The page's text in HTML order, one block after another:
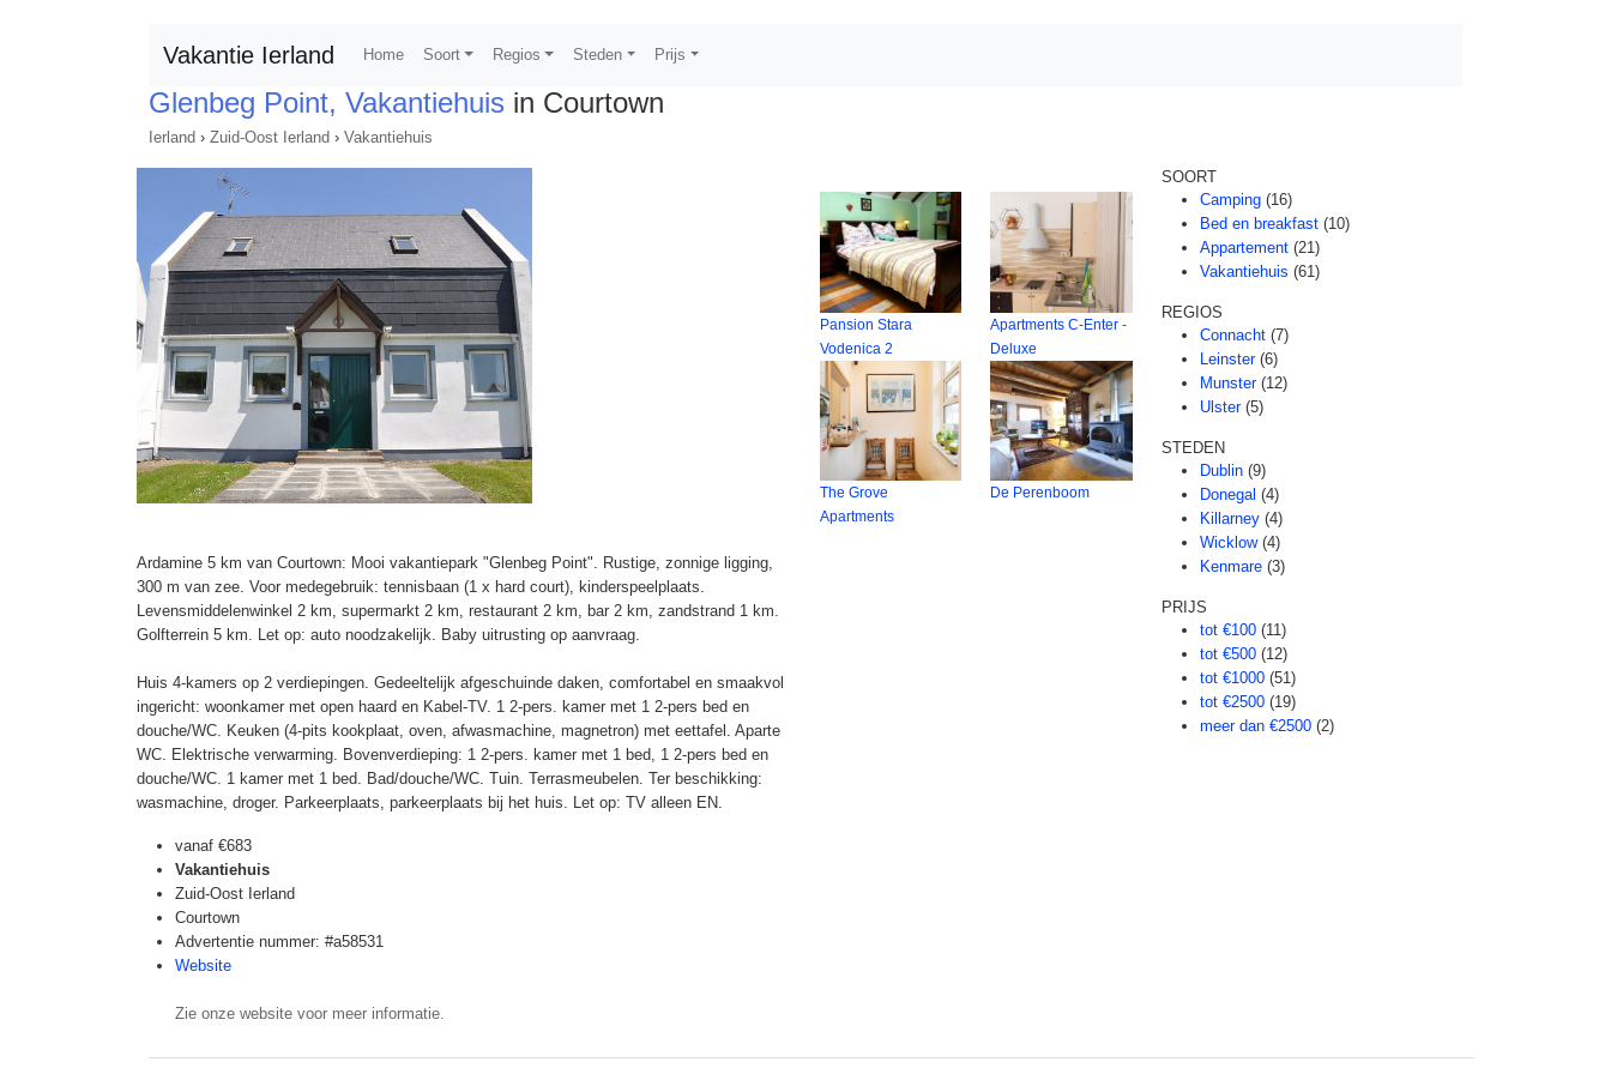
Vakantie Ierland Home Soort Regios Steden Prijs
Glenbeg Point, Vakantiehuis in Courtown
Ierland › Zuid-Oost Ierland › Vakantiehuis
Ardamine 5 km van Courtown: Mooi vakantiepark "Glenbeg Point". Rustige, zonnige ligging,
300 m van zee. Voor medegebruik: tennisbaan (1 x hard court), kinderspeelplaats.
Levensmiddelenwinkel 2 km, supermarkt 2 km, restaurant 2 km, bar 2 km, zandstrand 1 km.
Golfterrein 5 km. Let op: auto noodzakelijk. Baby uitrusting op aanvraag.
Huis 4-kamers op 2 verdiepingen. Gedeeltelijk afgeschuinde daken, comfortabel en smaakvol
ingericht: woonkamer met open haard en Kabel-TV. 1 2-pers. kamer met 1 2-pers bed en
douche/WC. Keuken (4-pits kookplaat, oven, afwasmachine, magnetron) met eettafel. Aparte
WC. Elektrische verwarming. Bovenverdieping: 1 2-pers. kamer met 1 bed, 1 2-pers bed en
douche/WC. 1 kamer met 1 bed. Bad/douche/WC. Tuin. Terrasmeubelen. Ter beschikking:
wasmachine, droger. Parkeerplaats, parkeerplaats bij het huis. Let op: TV alleen EN.
vanaf €683
Vakantiehuis
Zuid-Oost Ierland
Courtown
Advertentie nummer: #a58531
Website
Zie onze website voor meer informatie.
Pansion Stara
Vodenica 2
Apartments C-Enter -
Deluxe
The Grove
Apartments
De Perenboom
SOORT
Camping (16)
Bed en breakfast (10)
Appartement (21)
Vakantiehuis (61)
REGIOS
Connacht (7)
Leinster (6)
Munster (12)
Ulster (5)
STEDEN
Dublin (9)
Donegal (4)
Killarney (4)
Wicklow (4)
Kenmare (3)
PRIJS
tot €100 (11)
tot €500 (12)
tot €1000 (51)
tot €2500 (19)
meer dan €2500 (2)